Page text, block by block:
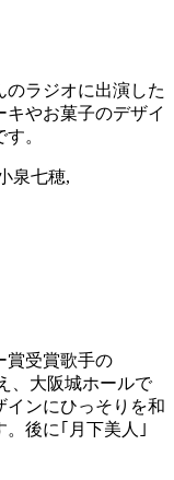
ラジオに出演した
やお菓子のデザイ
。
泉七穂,
賞受賞歌手の
、大阪城ホールで
インにひっそりを和
後に｢月下美人｣